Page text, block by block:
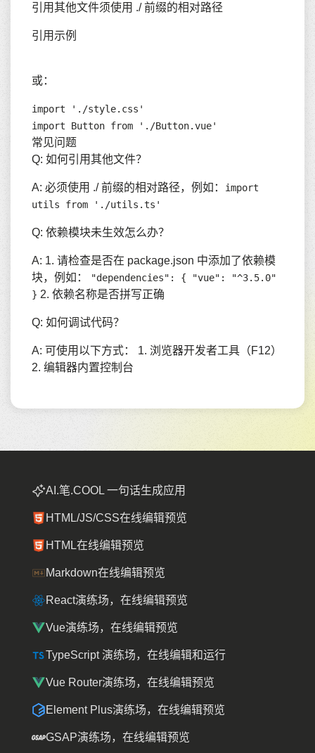
引用其他文件须使用 ./ 前缀的相对路径
引用示例
或：
import './style.css'
import Button from './Button.vue'
常见问题
Q: 如何引用其他文件？
A: 必须使用 ./ 前缀的相对路径，例如： import
utils from './utils.ts'
Q: 依赖模块未生效怎么办？
A: 1. 请检查是否在 package.json 中添加了依赖模
块，例如：
"dependencies": { "vue": "^3.5.0"
} 2. 依赖名称是否拼写正确
Q: 如何调试代码？
A: 可使用以下方式： 1. 浏览器开发者工具（F12）
2. 编辑器内置控制台
AI.笔.COOL 一句话生成应用
HTML/JS/CSS在线编辑预览
HTML在线编辑预览
Markdown在线编辑预览
React演练场，在线编辑预览
Vue演练场，在线编辑预览
TypeScript 演练场，在线编辑和运行
Vue Router演练场，在线编辑预览
Element Plus演练场，在线编辑预览
GSAP演练场，在线编辑预览